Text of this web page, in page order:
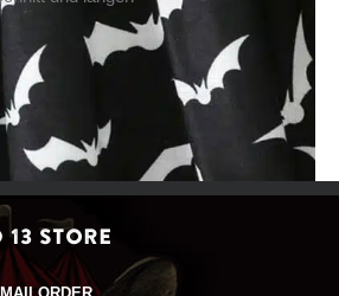
STORE